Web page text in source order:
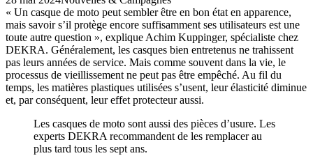
« Un casque de moto peut sembler être en bon état en apparence,
mais savoir s’il protège encore suffisamment ses utilisateurs est une
toute autre question », explique Achim Kuppinger, spécialiste chez
DEKRA. Généralement, les casques bien entretenus ne trahissent
pas leurs années de service. Mais comme souvent dans la vie, le
processus de vieillissement ne peut pas être empêché. Au fil du
temps, les matières plastiques utilisées s’usent, leur élasticité diminue
et, par conséquent, leur effet protecteur aussi.
Les casques de moto sont aussi des pièces d’usure. Les
experts DEKRA recommandent de les remplacer au
plus tard tous les sept ans.